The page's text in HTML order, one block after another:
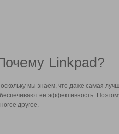
Linkpad?
мы знаем, что даже самая
ее эффективность.
другое.